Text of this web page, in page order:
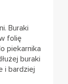
Buraki
folię
piekarnika
buraki
i bardziej